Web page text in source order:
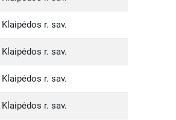
Klaipėdos r. sav.
Klaipėdos r. sav.
Klaipėdos r. sav.
Klaipėdos r. sav.